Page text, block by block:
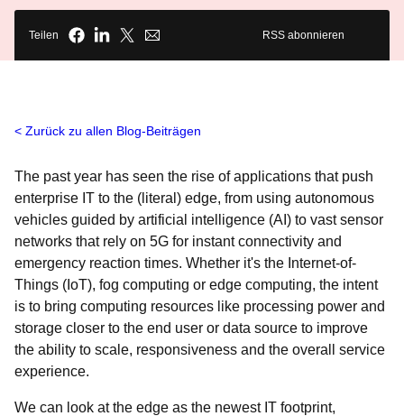
Teilen RSS abonnieren
Zurück zu allen Blog-Beiträgen
The past year has seen the rise of applications that push
enterprise IT to the (literal) edge, from using autonomous
vehicles guided by artificial intelligence (AI) to vast sensor
networks that rely on 5G for instant connectivity and
emergency reaction times. Whether it's the Internet-of-
Things (IoT), fog computing or edge computing, the intent
is to bring computing resources like processing power and
storage closer to the end user or data source to improve
the ability to scale, responsiveness and the overall service
experience.
We can look at the edge as the newest IT footprint,